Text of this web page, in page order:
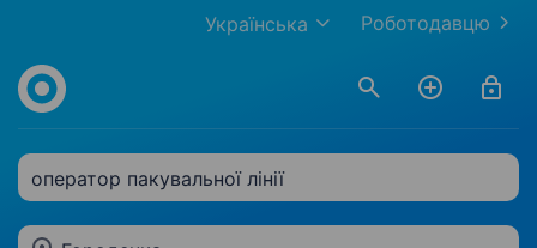
Роботодавцю
Українська
оператор пакувальної лінії